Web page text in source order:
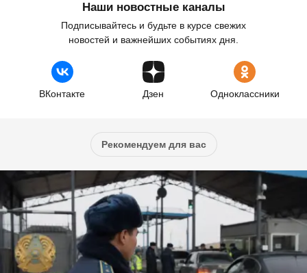
Наши новостные каналы
Подписывайтесь и будьте в курсе свежих
новостей и важнейших событиях дня.
ВКонтакте Дзен Одноклассники
Рекомендуем для вас